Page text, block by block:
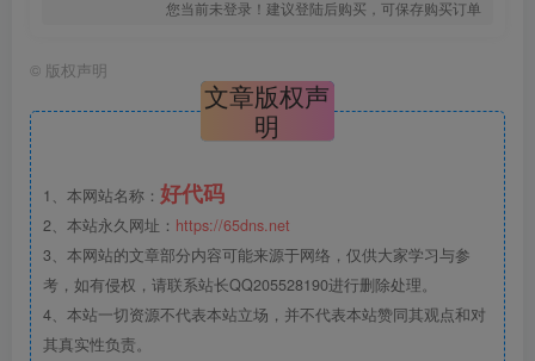
您当前未登录！建议登陆后购买，可保存购买订单
© 版权声明
文章版权声
明
1、本网站名称： 好代码
2、本站永久网址： https://65dns.net
3、本网站的文章部分内容可能来源于网络，仅供大家学习与参
考，如有侵权，请联系站长QQ205528190进行删除处理。
4、本站一切资源不代表本站立场，并不代表本站赞同其观点和对
其真实性负责。